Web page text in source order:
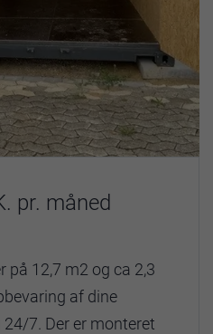
pr. måned
på 12,7 m2 og ca 2,3
af dine
7. Der er monteret